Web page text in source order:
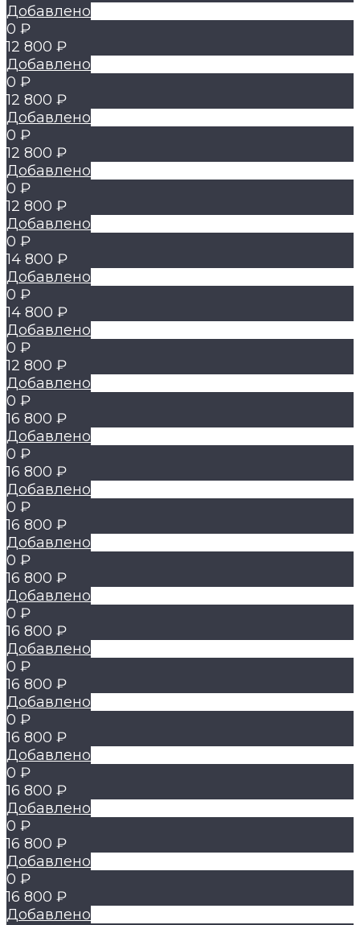
Добавлено
0 ₽
12 800 ₽
Добавлено
0 ₽
12 800 ₽
Добавлено
0 ₽
12 800 ₽
Добавлено
0 ₽
12 800 ₽
Добавлено
0 ₽
14 800 ₽
Добавлено
0 ₽
14 800 ₽
Добавлено
0 ₽
12 800 ₽
Добавлено
0 ₽
16 800 ₽
Добавлено
0 ₽
16 800 ₽
Добавлено
0 ₽
16 800 ₽
Добавлено
0 ₽
16 800 ₽
Добавлено
0 ₽
16 800 ₽
Добавлено
0 ₽
16 800 ₽
Добавлено
0 ₽
16 800 ₽
Добавлено
0 ₽
16 800 ₽
Добавлено
0 ₽
16 800 ₽
Добавлено
0 ₽
16 800 ₽
Добавлено